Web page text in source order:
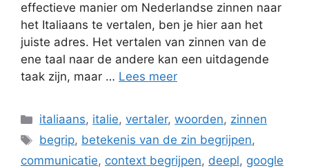
effectieve manier om Nederlandse zinnen naar
het Italiaans te vertalen, ben je hier aan het
juiste adres. Het vertalen van zinnen van de
ene taal naar de andere kan een uitdagende
taak zijn, maar … Lees meer
Categorieën
italiaans, italie,vertaler,woorden, zinnen
Tags
begrip, betekenis van de zin begrijpen,
communicatie, context begrijpen, deepl, google